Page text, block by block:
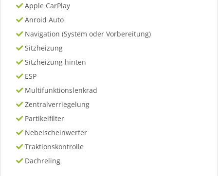
Apple CarPlay
Anroid Auto
Navigation (System oder Vorbereitung)
Sitzheizung
Sitzheizung hinten
ESP
Multifunktionslenkrad
Zentralverriegelung
Partikelfilter
Nebelscheinwerfer
Traktionskontrolle
Dachreling